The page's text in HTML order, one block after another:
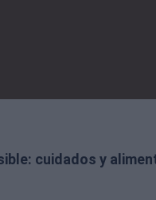
cuidados y